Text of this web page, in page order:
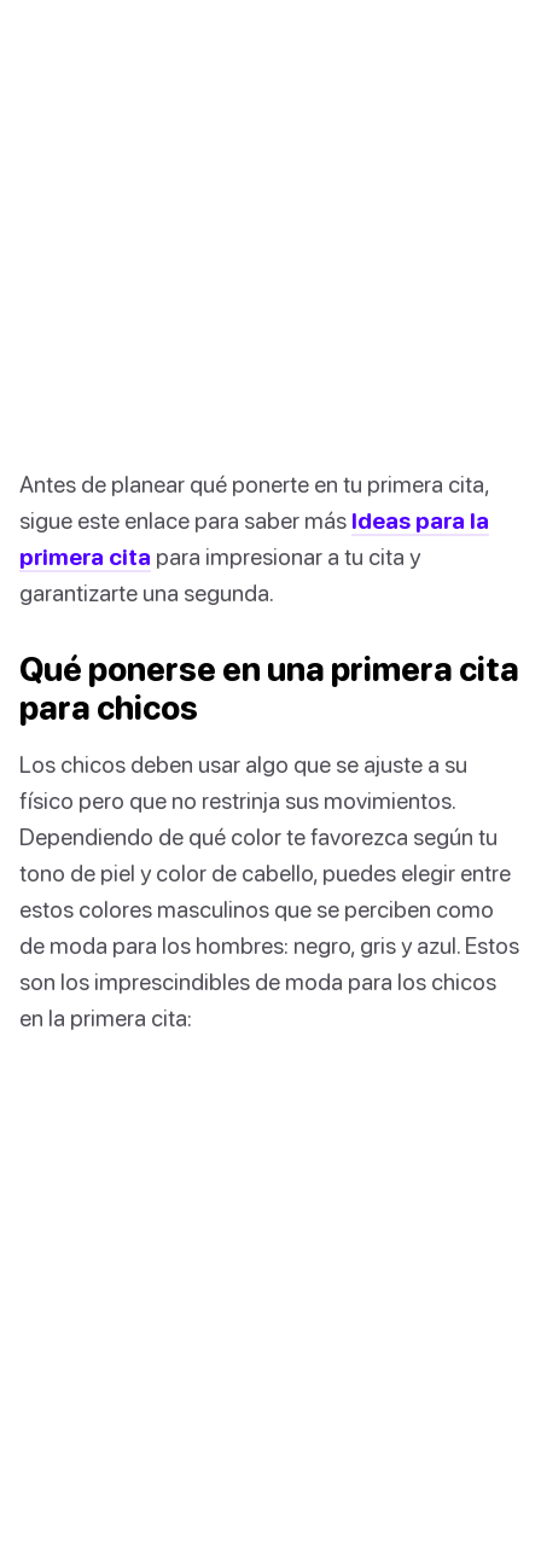
Antes de planear qué ponerte en tu primera cita,
sigue este enlace para saber más Ideas para la
primera cita para impresionar a tu cita y
garantizarte una segunda.
Qué ponerse en una primera cita
para chicos
Los chicos deben usar algo que se ajuste a su
físico pero que no restrinja sus movimientos.
Dependiendo de qué color te favorezca según tu
tono de piel y color de cabello, puedes elegir entre
estos colores masculinos que se perciben como
de moda para los hombres: negro, gris y azul. Estos
son los imprescindibles de moda para los chicos
en la primera cita: